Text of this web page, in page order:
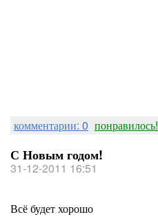
комментарии: 0 понравилось!
С Новым годом!
31-12-2011 16:51
Всё будет хорошо